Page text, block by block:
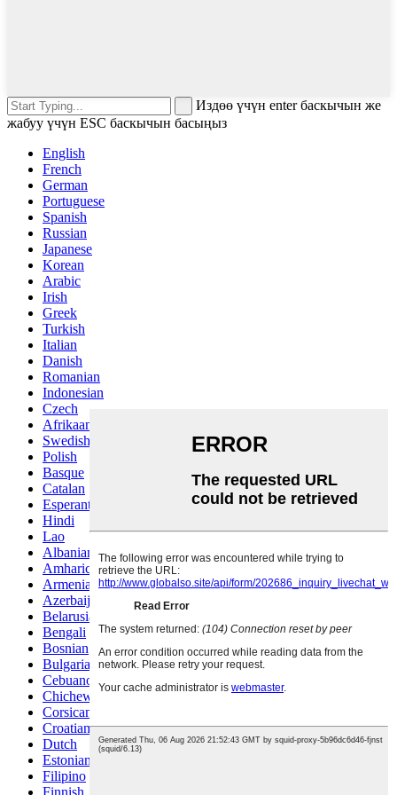
Издөө үчүн enter баскычын же
жабуу үчүн ESC баскычын басыңыз
English
French
German
Portuguese
Spanish
Russian
Japanese
Korean
Arabic
Irish
Greek
Turkish
Italian
Danish
Romanian
Indonesian
Czech
Afrikaans
Swedish
Polish
Basque
Catalan
Esperanto
Hindi
Lao
Albanian
Amharic
Armenian
Azerbaijani
Belarusian
Bengali
Bosnian
Bulgarian
Cebuano
Chichewa
Corsican
Croatian
Dutch
Estonian
Filipino
Finnish